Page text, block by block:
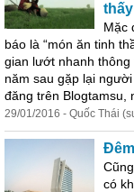
Mặc
báo là “món ăn tinh
gian lướt nhanh thông
năm sau gặp lại
đăng trên Blogtamsu,
29/01/2016 - Quốc Thái
có